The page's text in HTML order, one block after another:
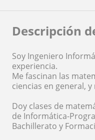
Descripción
Soy Ingeniero
experiencia.
Me fascinan las
ciencias en general,
Doy clases de
de Informática-
Bachillerato y